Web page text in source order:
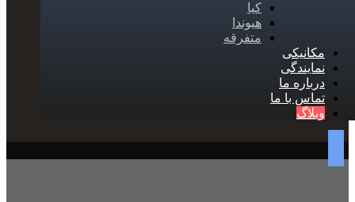
کیا
هیوندا
متفرقه
مکانیکی
نمایندگی
درباره ما
تماس با ما
وبلاگ